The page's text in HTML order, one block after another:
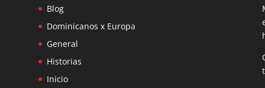
Blog
Dominicanos x Europa
General
Historias
Inicio